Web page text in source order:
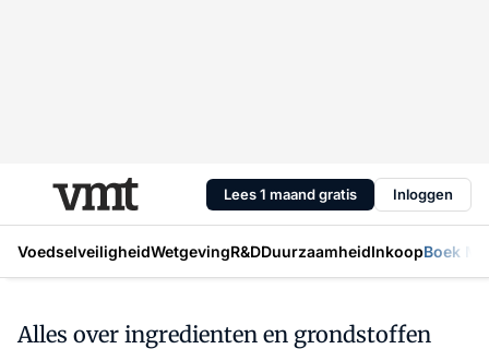
Lees 1 maand gratis Inloggen
VoedselveiligheidWetgevingR&DDuurzaamheidInkoopBoek
Alles over ingredienten en grondstoffen